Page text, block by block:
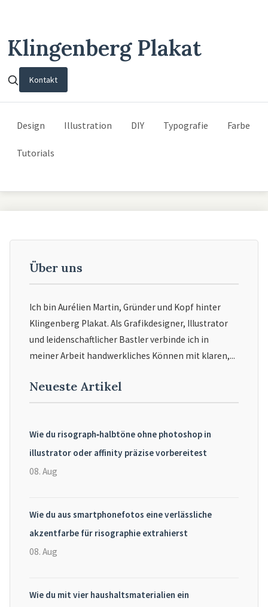
Klingenberg Plakat
Kontakt
Design Illustration DIY Typografie Farbe
Tutorials
Über uns
Ich bin Aurélien Martin, Gründer und Kopf hinter
Klingenberg Plakat. Als Grafikdesigner, Illustrator
und leidenschaftlicher Bastler verbinde ich in
meiner Arbeit handwerkliches Können mit klaren,...
Neueste Artikel
Wie du risograph‑halbtöne ohne photoshop in
illustrator oder affinity präzise vorbereitest
08. Aug
Wie du aus smartphonefotos eine verlässliche
akzentfarbe für risographie extrahierst
08. Aug
Wie du mit vier haushaltsmaterialien ein